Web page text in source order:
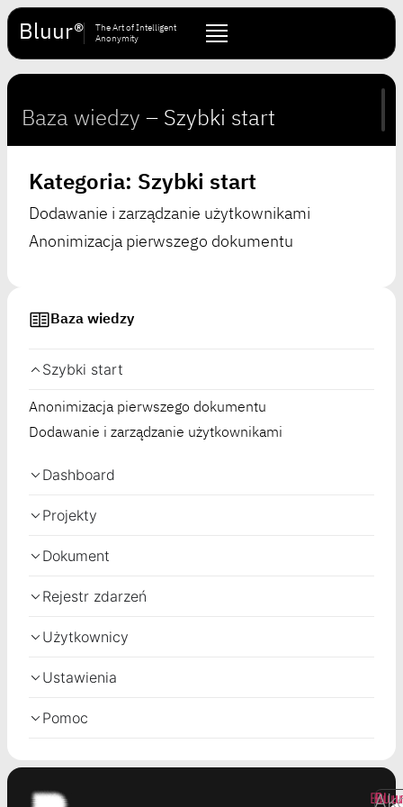
Bluur®
The Art of Intelligent
Anonymity
Baza wiedzy
Szybki start
Anonimizacja pierwszego dokumentu
Dodawanie i zarządzanie użytkownikami
Dashboard
Projekty
Dokument
Rejestr zdarzeń
Użytkownicy
Ustawienia
Pomoc
Baza wiedzy – Szybki start
Kategoria: Szybki start
Dodawanie i zarządzanie użytkownikami
Anonimizacja pierwszego dokumentu
Bluur